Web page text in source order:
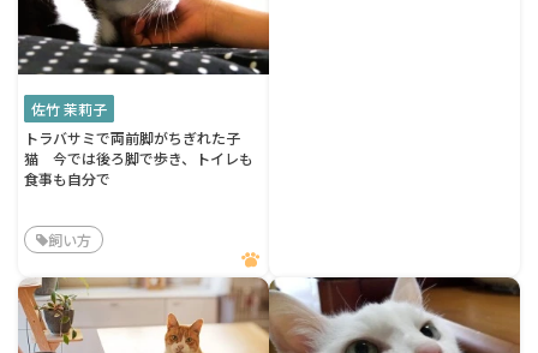
佐竹 茉莉子
トラバサミで両前脚がちぎれた子
猫 今では後ろ脚で歩き、トイレも
食事も自分で
飼い方